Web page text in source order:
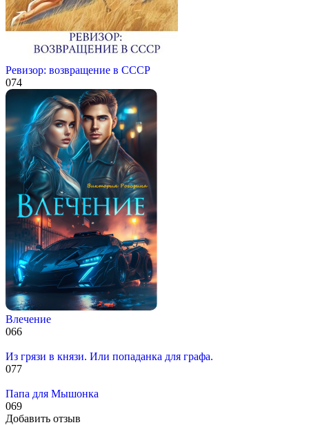
Ревизор: возвращение в СССР
074
Влечение
066
Из грязи в князи. Или попаданка для графа.
077
Папа для Мышонка
069
Добавить отзыв